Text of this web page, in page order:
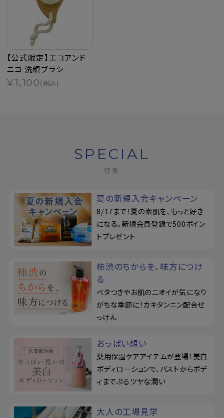
【公式限定】エコアンド
ニコ 洗顔ブラシ
¥1,100(税込)
SPECIAL
特集
夏の新規入会キャンペーン
8/17まで！夏の素肌を、もっと好き
になる。新規会員登録で500ポイン
トプレゼント
柿渋のちからを、味方につけ
る
ベタつきやお肌のニオイが気になり
がちな季節に！カキタンニン配合せ
っけん
おっぱい想い
薬用保湿ケアアイテムが登場！美白
ボディローションで、バストからボデ
ィまでぷるツヤな潤い
大人の工場見学